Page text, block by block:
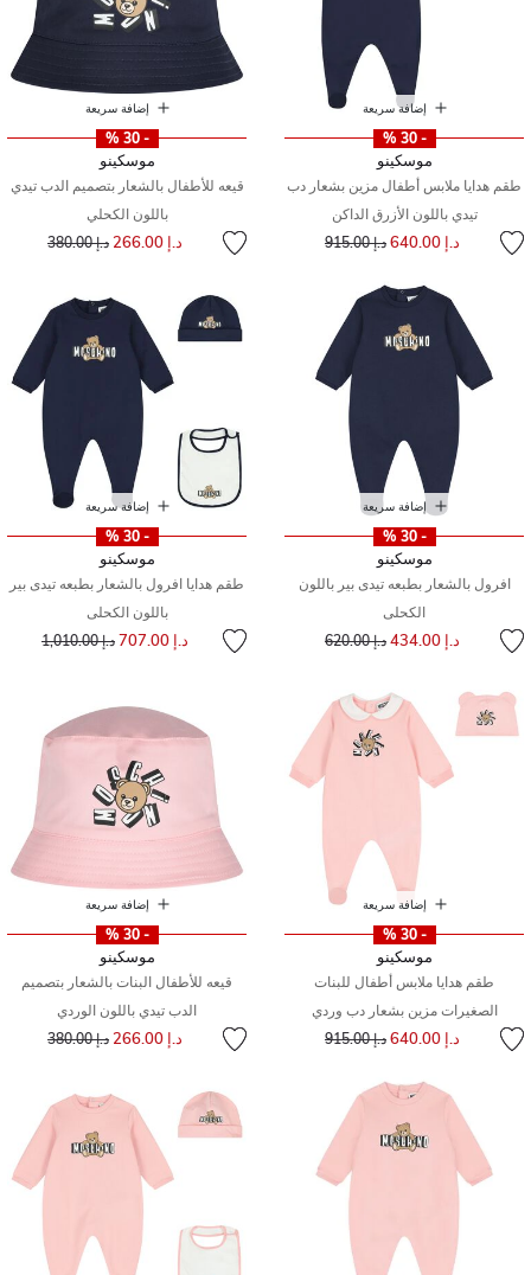
إضافة سريعة
- 30 %
موسكينو
طقم هدايا ملابس أطفال مزين بشعار دب
تيدي باللون الأزرق الداكن
د.إ 640.00 سعر مخفض مند.إ 915.00
إضافة سريعة
- 30 %
موسكينو
قيعه للأطفال بالشعار بتصميم الدب تيدي
باللون الكحلي
د.إ 266.00 سعر مخفض من
د.إ 380.00 إلى
إضافة سريعة
- 30 %
موسكينو
افرول بالشعار بطبعه تيدى بير باللون
الكحلى
د.إ 434.00 سعر مخفض مند.إ 620.00
إضافة سريعة
- 30 %
موسكينو
طقم هدايا افرول بالشعار بطبعه تيدى بير
باللون الكحلى
د.إ 707.00 سعر مخفض من
د.إ 1,010.00 إلى
إضافة سريعة
- 30 %
موسكينو
طقم هدايا ملابس أطفال للبنات
الصغيرات مزين بشعار دب وردي
د.إ 640.00 سعر مخفض مند.إ 915.00
إضافة سريعة
- 30 %
موسكينو
قيعه للأطفال البنات بالشعار بتصميم
الدب تيدي باللون الوردي
د.إ 266.00 سعر مخفض من
د.إ 380.00 إلى